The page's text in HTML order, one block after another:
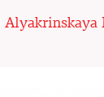
Alyakrinskaya